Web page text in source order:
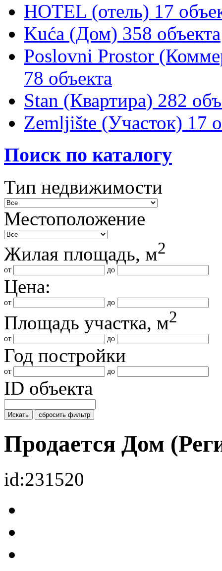
HOTEL (отель) 17
Kuća (Дом) 358 объекта
Poslovni Prostor
78 объекта
Stan (Квартира) 282
Zemljište (Участок) 17
Поиск по каталогу
Тип недвижимости
Местоположение
Жилая площадь, м2
от до
Цена:
от до
Площадь участка, м2
от до
Год постройки
от до
ID объекта
Искать сбросить фильтр
Продается Дом
id:231520